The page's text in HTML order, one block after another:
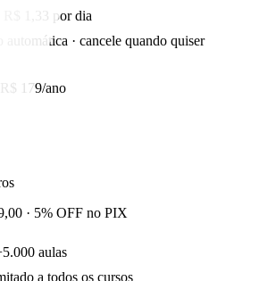
R$ 1,33 por dia
automática · cancele quando quiser
179/ano
· 5% OFF no PIX
aulas
a todos os cursos